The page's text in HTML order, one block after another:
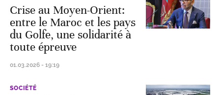
Crise au Moyen-Orient:
entre le Maroc et les pays
du Golfe, une solidarité à
toute épreuve
01.03.2026 - 19:19
SOCIÉTÉ